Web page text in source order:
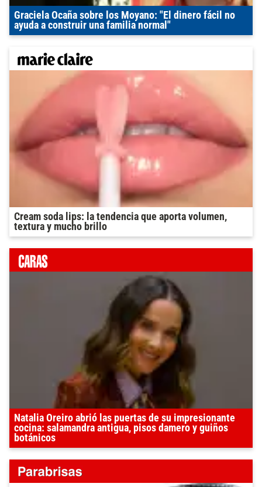
Graciela Ocaña sobre los Moyano: "El dinero fácil no
ayuda a construir una familia normal"
Cream soda lips: la tendencia que aporta volumen,
textura y mucho brillo
Natalia Oreiro abrió las puertas de su impresionante
cocina: salamandra antigua, pisos damero y guiños
botánicos